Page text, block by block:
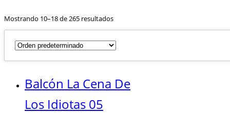
Mostrando 10–18 de 265 resultados
Balcón La Cena De
Los Idiotas 05